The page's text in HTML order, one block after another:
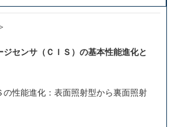
ジセンサ（ＣＩＳ）の基本性能進化と
性能進化：表面照射型から裏面照射